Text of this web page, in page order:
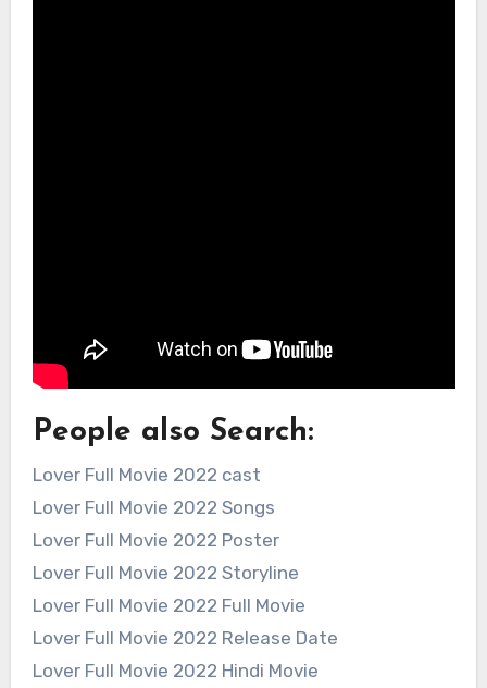
People also Search:
Lover Full Movie 2022 cast
Lover Full Movie 2022 Songs
Lover Full Movie 2022 Poster
Lover Full Movie 2022 Storyline
Lover Full Movie 2022 Full Movie
Lover Full Movie 2022 Release Date
Lover Full Movie 2022 Hindi Movie